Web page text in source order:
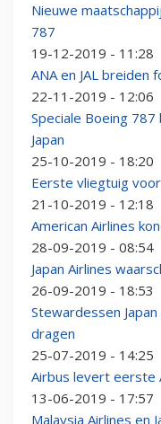
Nieuwe
787
19-12-2019 - 11:28
ANA en JAL breiden
22-11-2019 - 12:06
Speciale Boeing
Japan
25-10-2019 - 18:20
Eerste vliegtuig
21-10-2019 - 12:18
American Airlines
28-09-2019 - 08:54
Japan Airlines
26-09-2019 - 18:53
Stewardessen
dragen
25-07-2019 - 14:25
Airbus levert eerste
13-06-2019 - 17:57
Malaysia Airlines en